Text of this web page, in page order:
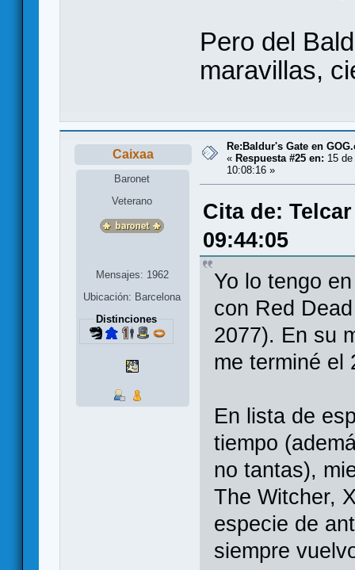
Pero del
maravillas,
Caixaa
Baronet
Veterano
Mensajes: 1962
Ubicación: Barcelona
Distinciones
Re:Baldur's Gate en
« Respuesta #25 en: 15
10:08:16 »
Cita de:
09:44:05
Yo lo tengo
con Red
2077). En su
me terminé el
En lista de
tiempo
no tantas),
The Witcher,
especie de
siempre